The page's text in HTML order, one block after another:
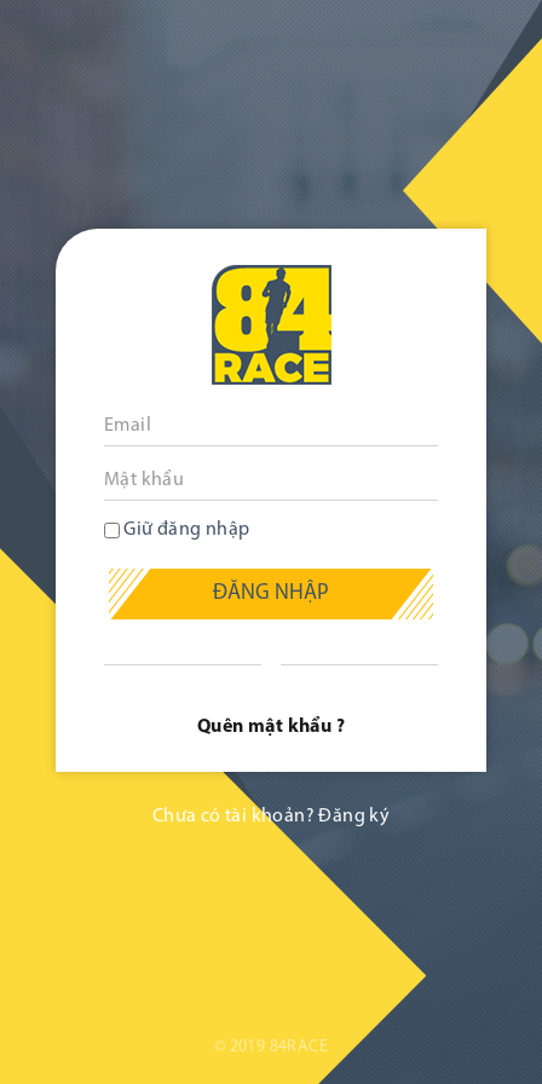
Giữ đăng nhập
ĐĂNG NHẬP
Quên mật khẩu ?
Chưa có tài khoản?Đăng ký
© 2019 84RACE